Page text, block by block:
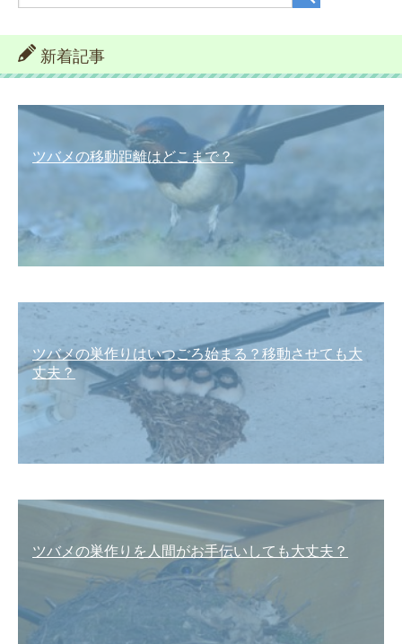
新着記事
ツバメの移動距離はどこまで？
ツバメの巣作りはいつごろ始まる？移動させても大
丈夫？
ツバメの巣作りを人間がお手伝いしても大丈夫？